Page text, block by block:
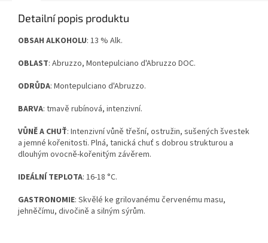
Detailní popis produktu
OBSAH ALKOHOLU: 13 % Alk.
OBLAST: Abruzzo, Montepulciano d'Abruzzo DOC.
ODRŮDA: Montepulciano d'Abruzzo.
BARVA: tmavě rubínová, intenzivní.
VŮNĚ A CHUŤ: Intenzivní vůně třešní, ostružin, sušených švestek
a jemné kořenitosti. Plná, tanická chuť s dobrou strukturou a
dlouhým ovocně-kořenitým závěrem.
IDEÁLNÍ TEPLOTA: 16-18 °C.
GASTRONOMIE: Skvělé ke grilovanému červenému masu,
jehněčímu, divočině a silným sýrům.